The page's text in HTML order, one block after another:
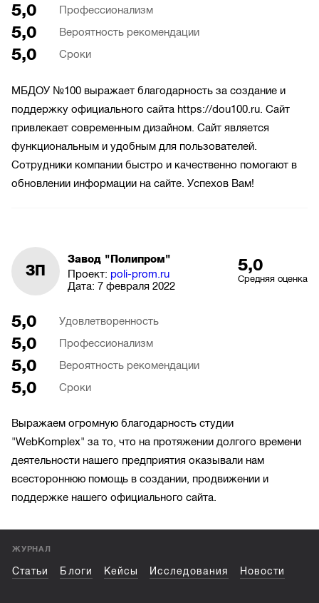
5,0 Профессионализм
5,0 Вероятность рекомендации
5,0 Сроки
МБДОУ №100 выражает благодарность за создание и
поддержку официального сайта https://dou100.ru. Сайт
привлекает современным дизайном. Сайт является
функциональным и удобным для пользователей.
Сотрудники компании быстро и качественно помогают в
обновлении информации на сайте. Успехов Вам!
ЗП
Завод "Полипром"
Проект: poli-prom.ru
Дата: 7 февраля 2022
5,0
Средняя оценка
5,0 Удовлетворенность
5,0 Профессионализм
5,0 Вероятность рекомендации
5,0 Сроки
Выражаем огромную благодарность студии
"WebKomplex" за то, что на протяжении долгого времени
деятельности нашего предприятия оказывали нам
всестороннюю помощь в создании, продвижении и
поддержке нашего официального сайта.
ЖУРНАЛ
Статьи Блоги Кейсы Исследования Новости